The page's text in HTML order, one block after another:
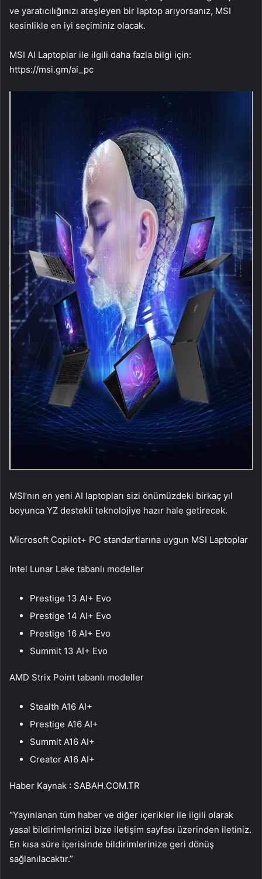
ve yaratıcılığınızı ateşleyen bir laptop arıyorsanız, MSI
kesinlikle en iyi seçiminiz olacak.
MSI AI Laptoplar ile ilgili daha fazla bilgi için:
https://msi.gm/ai_pc
MSI’nın en yeni AI laptopları sizi önümüzdeki birkaç yıl
boyunca YZ destekli teknolojiye hazır hale getirecek.
Microsoft Copilot+ PC standartlarına uygun MSI Laptoplar
Intel Lunar Lake tabanlı modeller
Prestige 13 AI+ Evo
Prestige 14 AI+ Evo
Prestige 16 AI+ Evo
Summit 13 AI+ Evo
AMD Strix Point tabanlı modeller
Stealth A16 AI+
Prestige A16 AI+
Summit A16 AI+
Creator A16 AI+
Haber Kaynak : SABAH.COM.TR
“Yayınlanan tüm haber ve diğer içerikler ile ilgili olarak
yasal bildirimlerinizi bize iletişim sayfası üzerinden iletiniz.
En kısa süre içerisinde bildirimlerinize geri dönüş
sağlanılacaktır.”